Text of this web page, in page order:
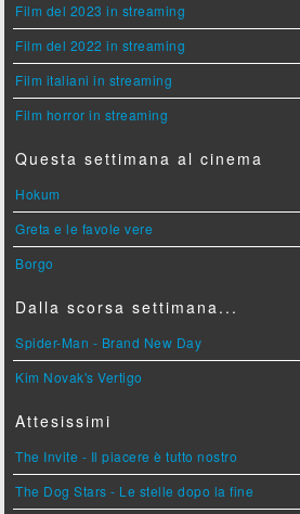
Film del 2023 in streaming
Film del 2022 in streaming
Film italiani in streaming
Film horror in streaming
Questa settimana al cinema
Hokum
Greta e le favole vere
Borgo
Dalla scorsa settimana...
Spider-Man - Brand New Day
Kim Novak's Vertigo
Attesissimi
The Invite - Il piacere è tutto nostro
The Dog Stars - Le stelle dopo la fine